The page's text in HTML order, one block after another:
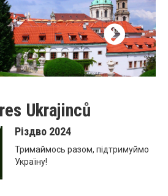
Ukrajinců
Різдво 2024
Тримаймось разом, підтримуймо
Україну!